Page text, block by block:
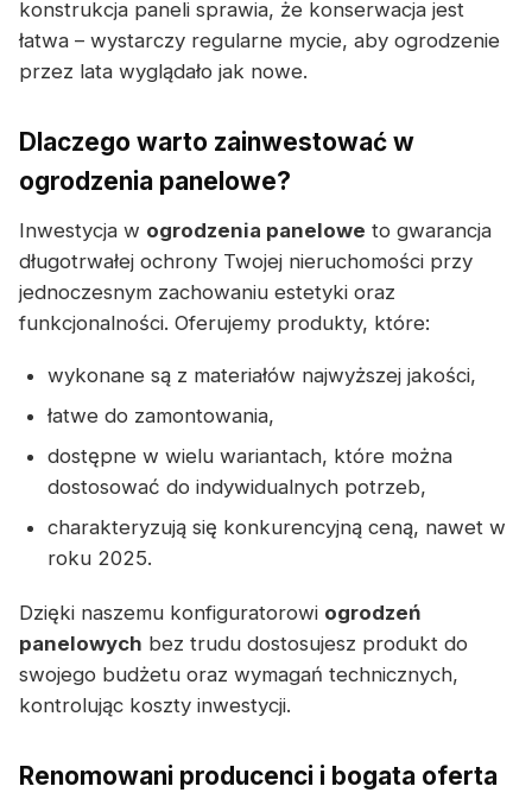
konstrukcja paneli sprawia, że konserwacja jest
łatwa – wystarczy regularne mycie, aby ogrodzenie
przez lata wyglądało jak nowe.
Dlaczego warto zainwestować w
ogrodzenia panelowe?
Inwestycja w ogrodzenia panelowe to gwarancja
długotrwałej ochrony Twojej nieruchomości przy
jednoczesnym zachowaniu estetyki oraz
funkcjonalności. Oferujemy produkty, które:
wykonane są z materiałów najwyższej jakości,
łatwe do zamontowania,
dostępne w wielu wariantach, które można
dostosować do indywidualnych potrzeb,
charakteryzują się konkurencyjną ceną, nawet w
roku 2025.
Dzięki naszemu konfiguratorowi ogrodzeń
panelowych bez trudu dostosujesz produkt do
swojego budżetu oraz wymagań technicznych,
kontrolując koszty inwestycji.
Renomowani producenci i bogata oferta